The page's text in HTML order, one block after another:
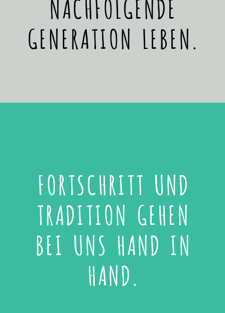
GENERATION LEBEN.
FORTSCHRITT UND
TRADITION GEHEN
BEI UNS HAND IN
HAND.